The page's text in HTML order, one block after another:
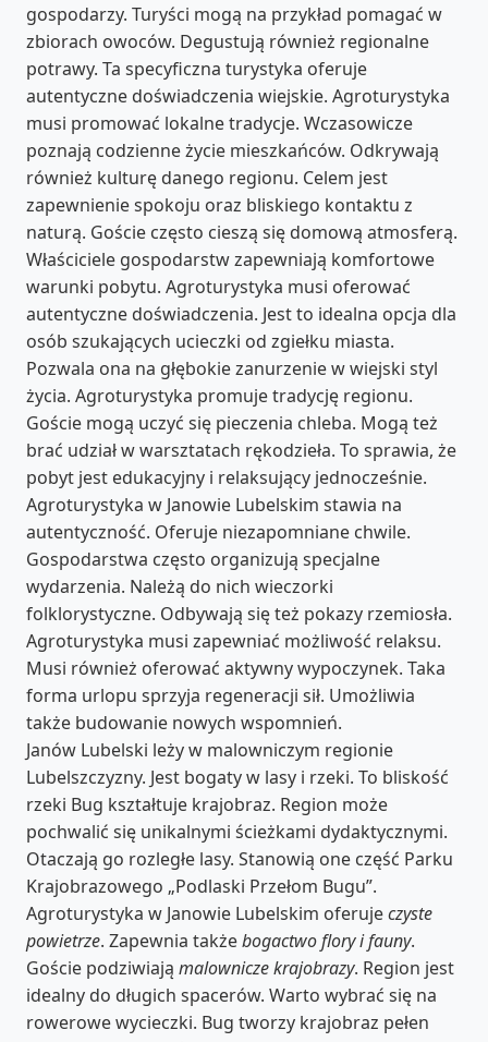
gospodarzy. Turyści mogą na przykład pomagać w
zbiorach owoców. Degustują również regionalne
potrawy. Ta specyficzna turystyka oferuje
autentyczne doświadczenia wiejskie. Agroturystyka
musi promować lokalne tradycje. Wczasowicze
poznają codzienne życie mieszkańców. Odkrywają
również kulturę danego regionu. Celem jest
zapewnienie spokoju oraz bliskiego kontaktu z
naturą. Goście często cieszą się domową atmosferą.
Właściciele gospodarstw zapewniają komfortowe
warunki pobytu. Agroturystyka musi oferować
autentyczne doświadczenia. Jest to idealna opcja dla
osób szukających ucieczki od zgiełku miasta.
Pozwala ona na głębokie zanurzenie w wiejski styl
życia. Agroturystyka promuje tradycję regionu.
Goście mogą uczyć się pieczenia chleba. Mogą też
brać udział w warsztatach rękodzieła. To sprawia, że
pobyt jest edukacyjny i relaksujący jednocześnie.
Agroturystyka w Janowie Lubelskim stawia na
autentyczność. Oferuje niezapomniane chwile.
Gospodarstwa często organizują specjalne
wydarzenia. Należą do nich wieczorki
folklorystyczne. Odbywają się też pokazy rzemiosła.
Agroturystyka musi zapewniać możliwość relaksu.
Musi również oferować aktywny wypoczynek. Taka
forma urlopu sprzyja regeneracji sił. Umożliwia
także budowanie nowych wspomnień.
Janów Lubelski leży w malowniczym regionie
Lubelszczyzny. Jest bogaty w lasy i rzeki. To bliskość
rzeki Bug kształtuje krajobraz. Region może
pochwalić się unikalnymi ścieżkami dydaktycznymi.
Otaczają go rozległe lasy. Stanowią one część Parku
Krajobrazowego „Podlaski Przełom Bugu”.
Agroturystyka w Janowie Lubelskim oferujeczyste
powietrze. Zapewnia takżebogactwo flory i fauny.
Goście podziwiają malownicze krajobrazy. Region jest
idealny do długich spacerów. Warto wybrać się na
rowerowe wycieczki. Bug tworzy krajobraz pełen